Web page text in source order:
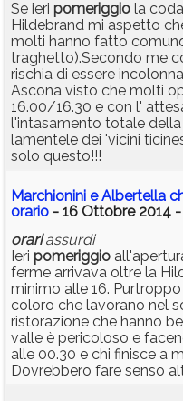
Se ieri pomeriggio la
Hildebrand mi aspetto
molti hanno fatto
traghetto).Secondo me
rischia di essere
Ascona visto che molti
16.00/16.30 e con l'
l'intasamento totale
lamentele dei 'vicini
solo questo!!!
Marchionini e Albertella
orario - 16 Ottobre 2014 -
orariassurdi
Ieri pomeriggio
ferme arrivava oltre la
minimo alle 16.
coloro che lavorano nel
ristorazione che hanno
valle è pericoloso e
alle 00.30 e chi finisce a
Dovrebbero fare senso